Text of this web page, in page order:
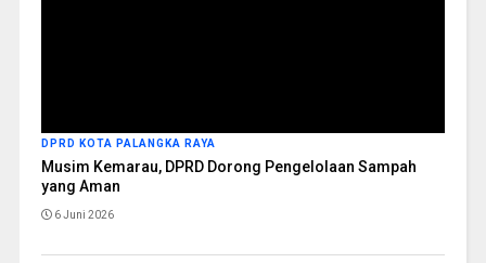
DPRD KOTA PALANGKA RAYA
Musim Kemarau, DPRD Dorong Pengelolaan Sampah
yang Aman
6 Juni 2026